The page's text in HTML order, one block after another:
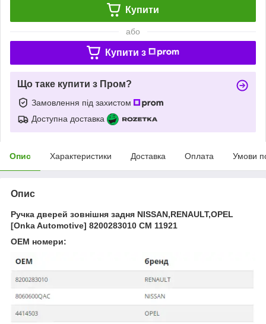
Купити
або
Купити з
Що таке купити з Пром?
Замовлення під захистом
Доступна доставка
Опис Характеристики Доставка Оплата Умови
Опис
Ручка дверей зовнішня задня NISSAN,RENAULT,OPEL
[Onka Automotive] 8200283010 CM 11921
OEM номери: